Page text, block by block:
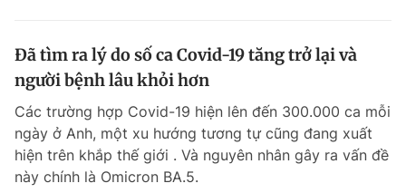
Đã tìm ra lý do số ca Covid-19 tăng trở lại và
người bệnh lâu khỏi hơn
Các trường hợp Covid-19 hiện lên đến 300.000 ca mỗi
ngày ở Anh, một xu hướng tương tự cũng đang xuất
hiện trên khắp thế giới . Và nguyên nhân gây ra vấn đề
này chính là Omicron BA.5.